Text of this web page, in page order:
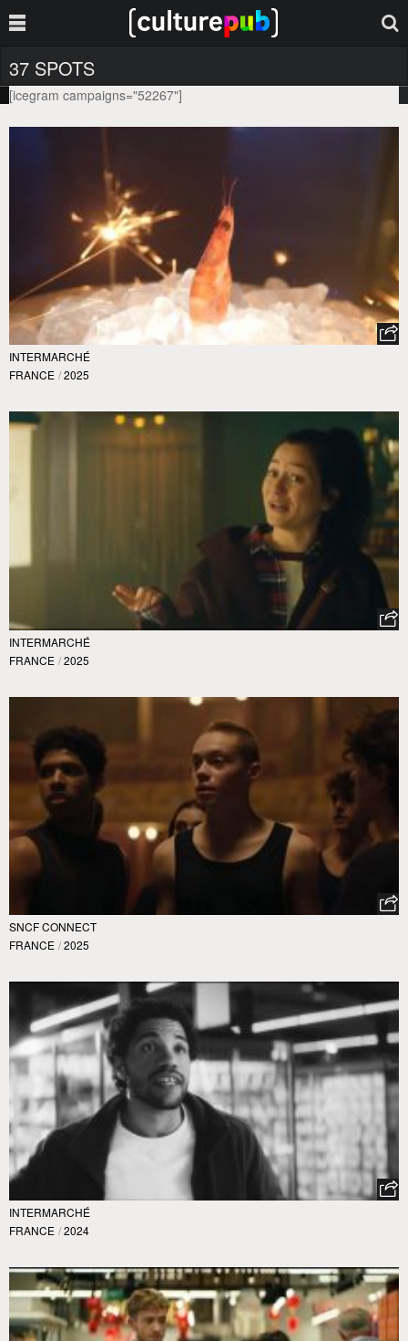
37 SPOTS
[icegram campaigns="52267"]
INTERMARCHÉ
FRANCE / 2025
INTERMARCHÉ
FRANCE / 2025
SNCF CONNECT
FRANCE / 2025
INTERMARCHÉ
FRANCE / 2024